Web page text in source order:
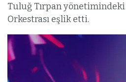
Tuluğ Tırpan
Orkestrası eşlik etti.